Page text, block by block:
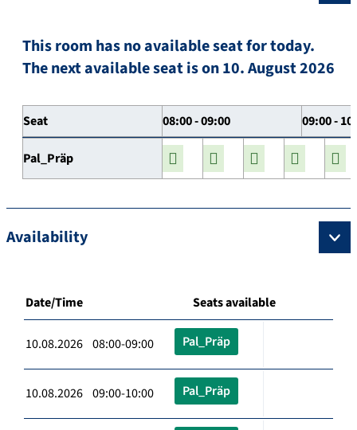
This room has no available seat for today.
The next available seat is on 10. August 2026
Seat 08:00 - 09:00 09:00 -
Pal_Präp
Availability
Date/Time Seats available
10.08.2026 08:00-09:00 Pal_Präp
10.08.2026 09:00-10:00 Pal_Präp